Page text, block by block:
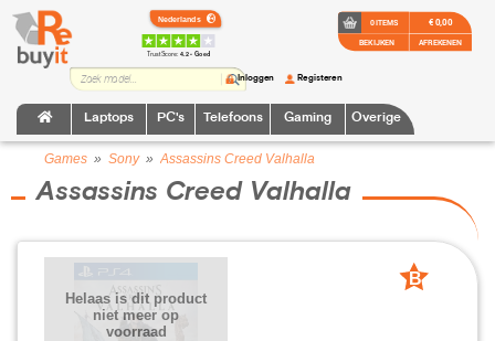
TrustScore:4.2 • Goed
Laptops PC's Telefoons Gaming Overige
Inloggen Registeren
0 ITEMS
BEKIJKEN
€ 0,00
AFREKENEN
Games » Sony» Assassins Creed Valhalla
Assassins Creed Valhalla
Helaas is dit product
niet meer op
voorraad
B